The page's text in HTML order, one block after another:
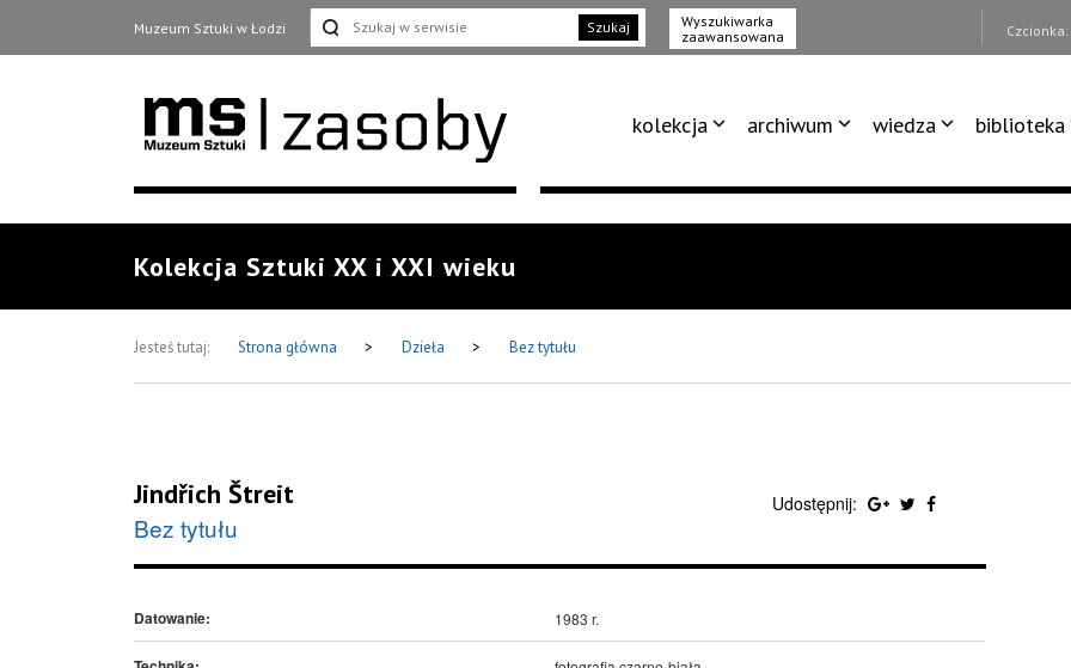
Muzeum Sztuki w Łodzi Szukaj
Wyszukiwarka
zaawansowana
Czcionka:
kolekcja archiwum wiedza biblioteka
Kolekcja Sztuki XX i XXI wieku
Jesteś tutaj: Strona główna > Dzieła > Bez tytułu
Jindřich Štreit
Bez tytułu
Udostępnij:
Datowanie: 1983 r.